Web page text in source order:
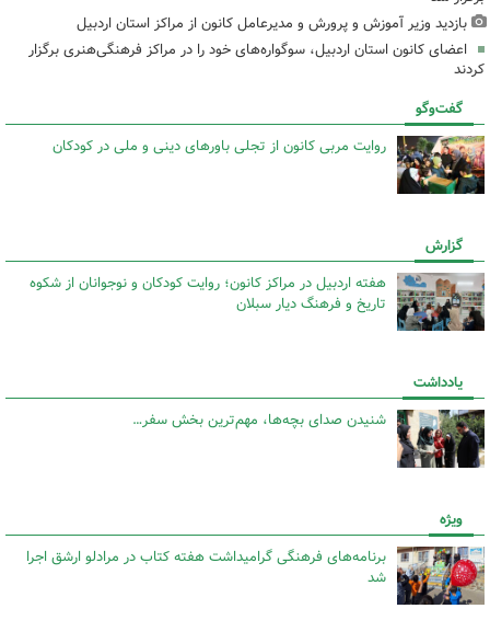
بازدید وزیر آموزش و پرورش و مدیرعامل کانون از مراکز استان اردبیل
اعضای کانون استان اردبیل، سوگواره‌های خود را در مراکز فرهنگی‌هنری برگزار
کردند
گفت‌وگو
روایت مربی کانون از تجلی باورهای دینی و ملی در کودکان
گزارش
هفته اردبیل در مراکز کانون؛ روایت کودکان و نوجوانان از شکوه
تاریخ و فرهنگ دیار سبلان
یادداشت
شنیدن صدای بچه‌ها، مهم‌ترین بخش سفر…
ویژه
برنامه‌های فرهنگی گرامیداشت هفته کتاب در مرادلو ارشق اجرا
شد